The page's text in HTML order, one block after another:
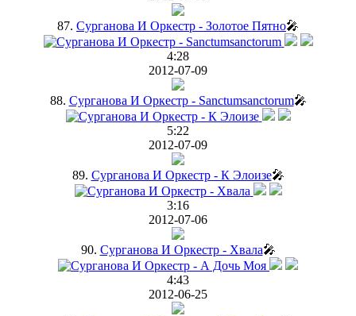
87. Сурганова И Оркестр - Золотое Пятно🎤
4:28
2012-07-09
88. Сурганова И Оркестр - Sanctumsanctorum🎤
5:22
2012-07-09
89. Сурганова И Оркестр - К Элоизе🎤
3:16
2012-07-06
90. Сурганова И Оркестр - Хвала🎤
4:43
2012-06-25